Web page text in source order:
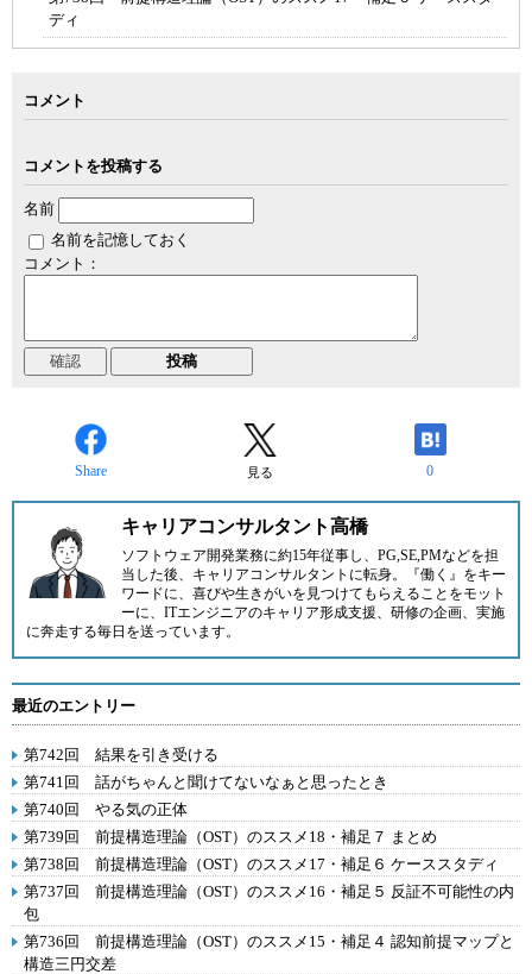
ディ
コメント
コメントを投稿する
名前
名前を記憶しておく
コメント：
Share 見る 0
キャリアコンサルタント高橋
ソフトウェア開発業務に約15年従事し、PG,SE,PMなどを担
当した後、キャリアコンサルタントに転身。『働く』をキー
ワードに、喜びや生きがいを見つけてもらえることをモット
ーに、ITエンジニアのキャリア形成支援、研修の企画、実施
に奔走する毎日を送っています。
最近のエントリー
第742回 結果を引き受ける
第741回 話がちゃんと聞けてないなぁと思ったとき
第740回 やる気の正体
第739回 前提構造理論（OST）のススメ18・補足７ まとめ
第738回 前提構造理論（OST）のススメ17・補足６ ケーススタディ
第737回 前提構造理論（OST）のススメ16・補足５ 反証不可能性の内
包
第736回 前提構造理論（OST）のススメ15・補足４ 認知前提マップと
構造三円交差